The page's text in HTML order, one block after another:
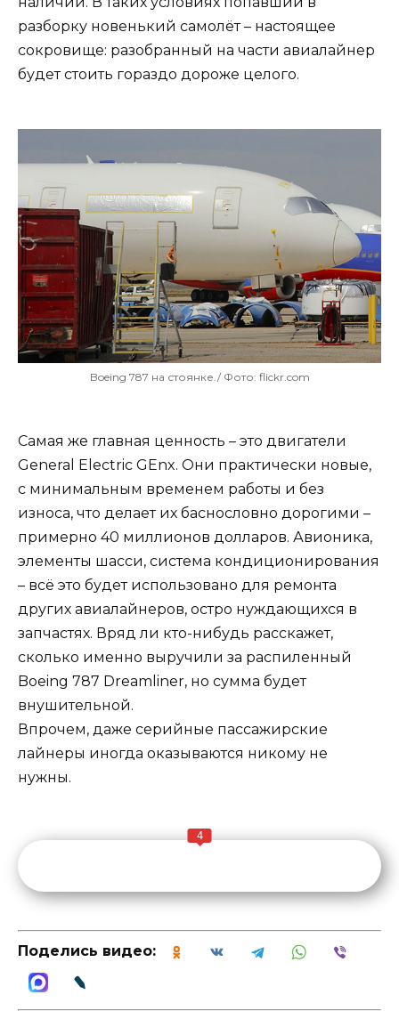
разборку новенький самолёт – настоящее
сокровище: разобранный на части авиалайнер
будет стоить гораздо дороже целого.
Boeing 787 на стоянке./ Фото: flickr.com
Самая же главная ценность – это двигатели
General Electric GEnx. Они практически новые,
с минимальным временем работы и без
износа, что делает их баснословно дорогими –
примерно 40 миллионов долларов. Авионика,
элементы шасси, система кондиционирования
– всё это будет использовано для ремонта
других авиалайнеров, остро нуждающихся в
запчастях. Вряд ли кто-нибудь расскажет,
сколько именно выручили за распиленный
Boeing 787 Dreamliner, но сумма будет
внушительной.
Впрочем, даже серийные пассажирские
лайнеры иногда оказываются никому не
нужны.
4
Поделись видео: